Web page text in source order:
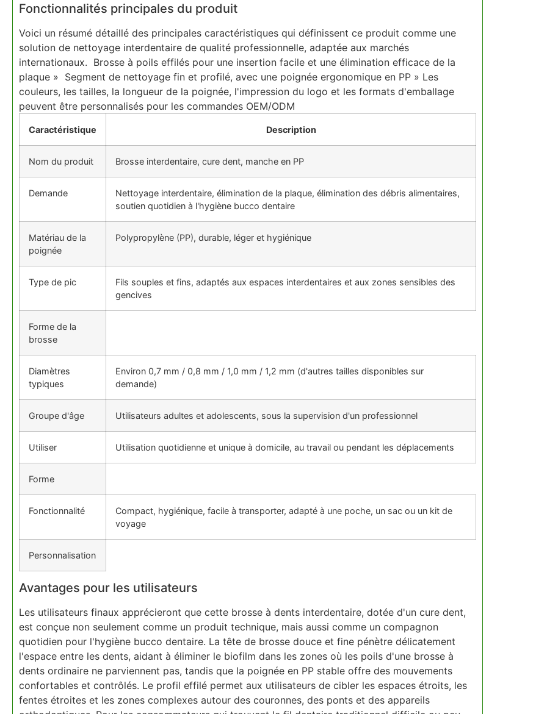
Fonctionnalités principales du produit
Voici un résumé détaillé des principales caractéristiques qui définissent ce produit comme une
solution de nettoyage interdentaire de qualité professionnelle, adaptée aux marchés
internationaux. Brosse à poils effilés pour une insertion facile et une élimination efficace de la
plaque » Segment de nettoyage fin et profilé, avec une poignée ergonomique en PP » Les
couleurs, les tailles, la longueur de la poignée, l'impression du logo et les formats d'emballage
peuvent être personnalisés pour les commandes OEM/ODM
Caractéristique Description
Nom du produit Brosse interdentaire, cure dent, manche en PP
Demande
Nettoyage interdentaire, élimination de la plaque, élimination des débris alimentaires,
soutien quotidien à l'hygiène bucco dentaire
Matériau de la
poignée
Polypropylène (PP), durable, léger et hygiénique
Type de pic
Fils souples et fins, adaptés aux espaces interdentaires et aux zones sensibles des
gencives
Forme de la
brosse
Diamètres
typiques
Environ 0,7 mm / 0,8 mm / 1,0 mm / 1,2 mm (d'autres tailles disponibles sur
demande)
Groupe d'âge Utilisateurs adultes et adolescents, sous la supervision d'un professionnel
Utiliser Utilisation quotidienne et unique à domicile, au travail ou pendant les déplacements
Forme
Fonctionnalité
Compact, hygiénique, facile à transporter, adapté à une poche, un sac ou un kit de
voyage
Personnalisation
Avantages pour les utilisateurs
Les utilisateurs finaux apprécieront que cette brosse à dents interdentaire, dotée d'un cure dent,
est conçue non seulement comme un produit technique, mais aussi comme un compagnon
quotidien pour l'hygiène bucco dentaire. La tête de brosse douce et fine pénètre délicatement
l'espace entre les dents, aidant à éliminer le biofilm dans les zones où les poils d'une brosse à
dents ordinaire ne parviennent pas, tandis que la poignée en PP stable offre des mouvements
confortables et contrôlés. Le profil effilé permet aux utilisateurs de cibler les espaces étroits, les
fentes étroites et les zones complexes autour des couronnes, des ponts et des appareils